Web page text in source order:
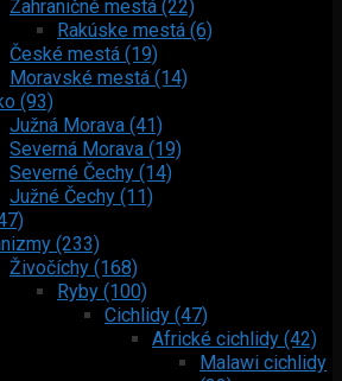
Zahraničné mestá (22)
Rakúske mestá (6)
České mestá (19)
Moravské mestá (14)
(93)
Južná Morava (41)
Severná Morava (19)
Severné Čechy (14)
Južné Čechy (11)
(233)
Živočíchy (168)
Ryby (100)
Cichlidy (47)
Africké cichlidy (42)
Malawi cichlidy